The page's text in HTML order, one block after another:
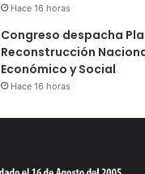
Hace 16 horas
Congreso despacha
Reconstrucción
Económico y Social
Hace 16 horas